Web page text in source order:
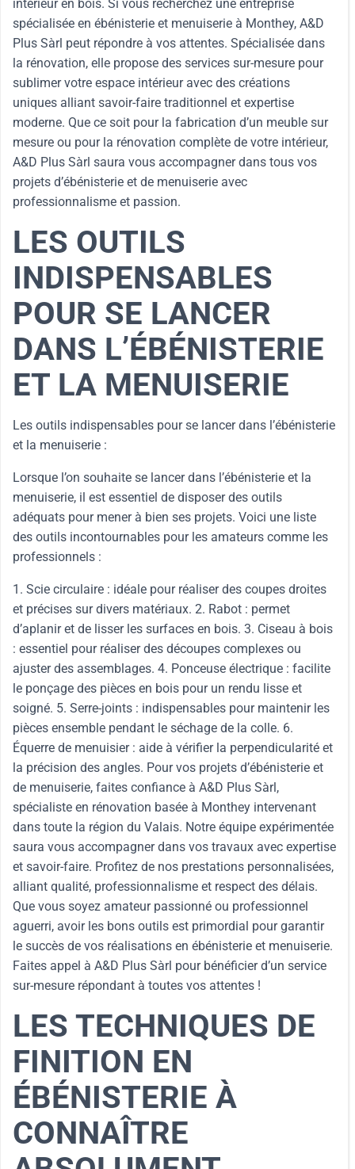
intérieur en bois. Si vous recherchez une entreprise
spécialisée en ébénisterie et menuiserie à Monthey, A&D
Plus Sàrl peut répondre à vos attentes. Spécialisée dans
la rénovation, elle propose des services sur-mesure pour
sublimer votre espace intérieur avec des créations
uniques alliant savoir-faire traditionnel et expertise
moderne. Que ce soit pour la fabrication d’un meuble sur
mesure ou pour la rénovation complète de votre intérieur,
A&D Plus Sàrl saura vous accompagner dans tous vos
projets d’ébénisterie et de menuiserie avec
professionnalisme et passion.
LES OUTILS
INDISPENSABLES
POUR SE LANCER
DANS L’ÉBÉNISTERIE
ET LA MENUISERIE
Les outils indispensables pour se lancer dans l’ébénisterie
et la menuiserie :
Lorsque l’on souhaite se lancer dans l’ébénisterie et la
menuiserie, il est essentiel de disposer des outils
adéquats pour mener à bien ses projets. Voici une liste
des outils incontournables pour les amateurs comme les
professionnels :
1. Scie circulaire : idéale pour réaliser des coupes droites
et précises sur divers matériaux. 2. Rabot : permet
d’aplanir et de lisser les surfaces en bois. 3. Ciseau à bois
: essentiel pour réaliser des découpes complexes ou
ajuster des assemblages. 4. Ponceuse électrique : facilite
le ponçage des pièces en bois pour un rendu lisse et
soigné. 5. Serre-joints : indispensables pour maintenir les
pièces ensemble pendant le séchage de la colle. 6.
Équerre de menuisier : aide à vérifier la perpendicularité et
la précision des angles. Pour vos projets d’ébénisterie et
de menuiserie, faites confiance à A&D Plus Sàrl,
spécialiste en rénovation basée à Monthey intervenant
dans toute la région du Valais. Notre équipe expérimentée
saura vous accompagner dans vos travaux avec expertise
et savoir-faire. Profitez de nos prestations personnalisées,
alliant qualité, professionnalisme et respect des délais.
Que vous soyez amateur passionné ou professionnel
aguerri, avoir les bons outils est primordial pour garantir
le succès de vos réalisations en ébénisterie et menuiserie.
Faites appel à A&D Plus Sàrl pour bénéficier d’un service
sur-mesure répondant à toutes vos attentes !
LES TECHNIQUES DE
FINITION EN
ÉBÉNISTERIE À
CONNAÎTRE